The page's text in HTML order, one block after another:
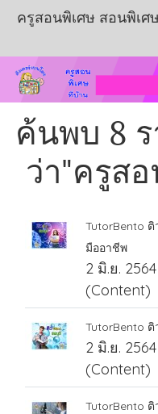
ครูสอนพิเศษ สอนพิเ
ค้นพบ 8
ว่า"ครูส
TutorBento
มืออาชีพ
2 มิ.ย. 2564
(Content)
TutorBento
2 มิ.ย. 2564
(Content)
TutorBento